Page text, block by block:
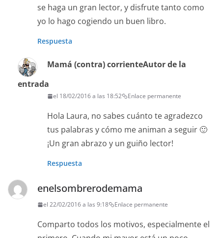
se haga un gran lector, y disfrute tanto como
yo lo hago cogiendo un buen libro.
Respuesta
Mamá (contra) corrienteAutor de la
entrada
el 18/02/2016 a las 18:52 Enlace permanente
Hola Laura, no sabes cuánto te agradezco
tus palabras y cómo me animan a seguir 🙂
¡Un gran abrazo y un guiño lector!
Respuesta
enelsombrerodemama
el 22/02/2016 a las 9:18 Enlace permanente
Comparto todos los motivos, especialmente el